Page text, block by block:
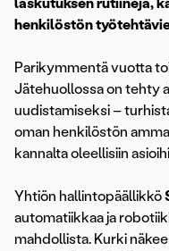
henkilöstön
Parikymmentä vuotta
Jätehuollossa on tehty
uudistamiseksi –
oman henkilöstön
kannalta oleellisiin
Yhtiön hallintopäällikkö
automatiikkaa ja
mahdollista. Kurki